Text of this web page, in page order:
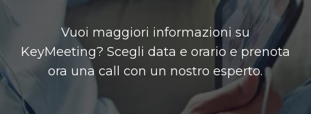
Vuoi maggiori informazioni su
KeyMeeting? Scegli data e orario e prenota
ora una call con un nostro esperto.